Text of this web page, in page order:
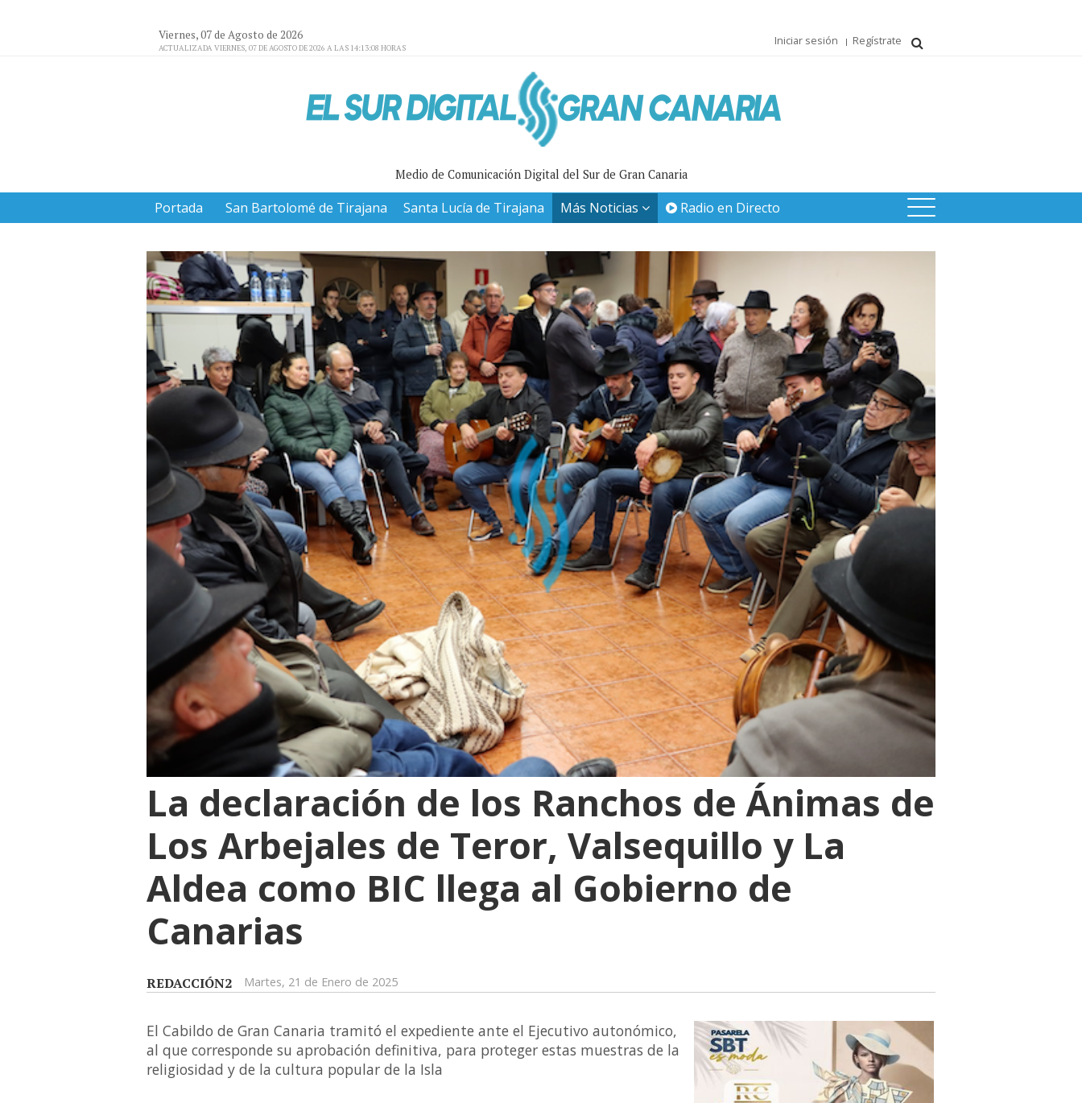
Viernes, 07 de Agosto de 2026
ACTUALIZADA VIERNES, 07 DE AGOSTO DE 2026 A LAS 14:13:08 HORAS
Iniciar sesión Regístrate
Medio de Comunicación Digital del Sur de Gran Canaria
Portada San Bartolomé de Tirajana Santa Lucía de Tirajana Más Noticias Radio en Directo
La declaración de los Ranchos de Ánimas de
Los Arbejales de Teror, Valsequillo y La
Aldea como BIC llega al Gobierno de
Canarias
REDACCIÓN2 Martes, 21 de Enero de 2025
El Cabildo de Gran Canaria tramitó el expediente ante el Ejecutivo autonómico,
al que corresponde su aprobación definitiva, para proteger estas muestras de la
religiosidad y de la cultura popular de la Isla